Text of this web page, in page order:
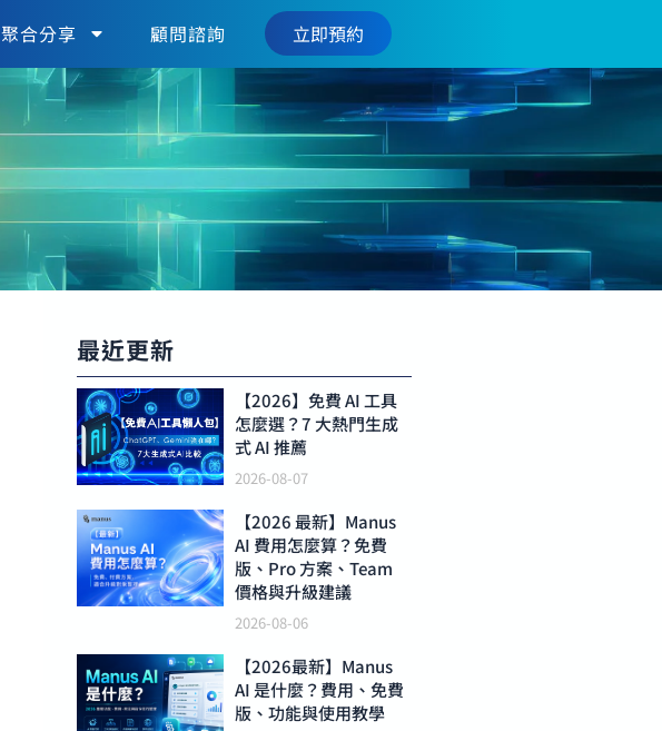
聚合分享 顧問諮詢 立即預約
最近更新
【2026】免費 AI 工具
怎麼選？7 大熱門生成
式 AI 推薦
2026-08-07
【2026 最新】Manus
AI 費用怎麼算？免費
版、Pro 方案、Team
價格與升級建議
2026-08-06
【2026最新】Manus
AI 是什麼？費用、免費
版、功能與使用教學